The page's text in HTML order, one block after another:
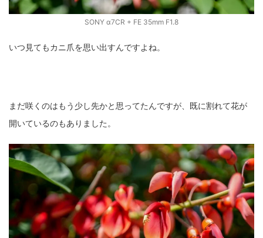
SONY α7CR + FE 35mm F1.8
いつ見てもカニ爪を思い出すんですよね。
まだ咲くのはもう少し先かと思ってたんですが、既に割れて花が
開いているのもありました。